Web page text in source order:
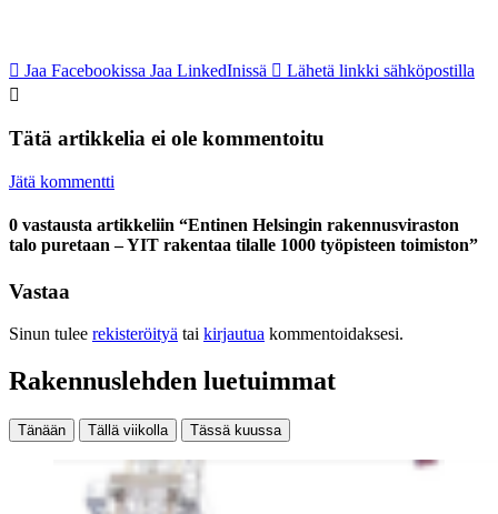
Jaa Facebookissa Jaa LinkedInissä Lähetä linkki sähköpostilla
Tätä artikkelia ei ole kommentoitu
Jätä kommentti
0 vastausta artikkeliin “Entinen Helsingin rakennusviraston
talo puretaan – YIT rakentaa tilalle 1000 työpisteen toimiston”
Vastaa
Sinun tulee rekisteröityä tai kirjautua kommentoidaksesi.
Rakennuslehden luetuimmat
Tänään Tällä viikolla Tässä kuussa